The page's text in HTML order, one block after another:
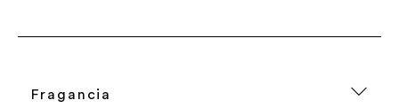
Fragancia